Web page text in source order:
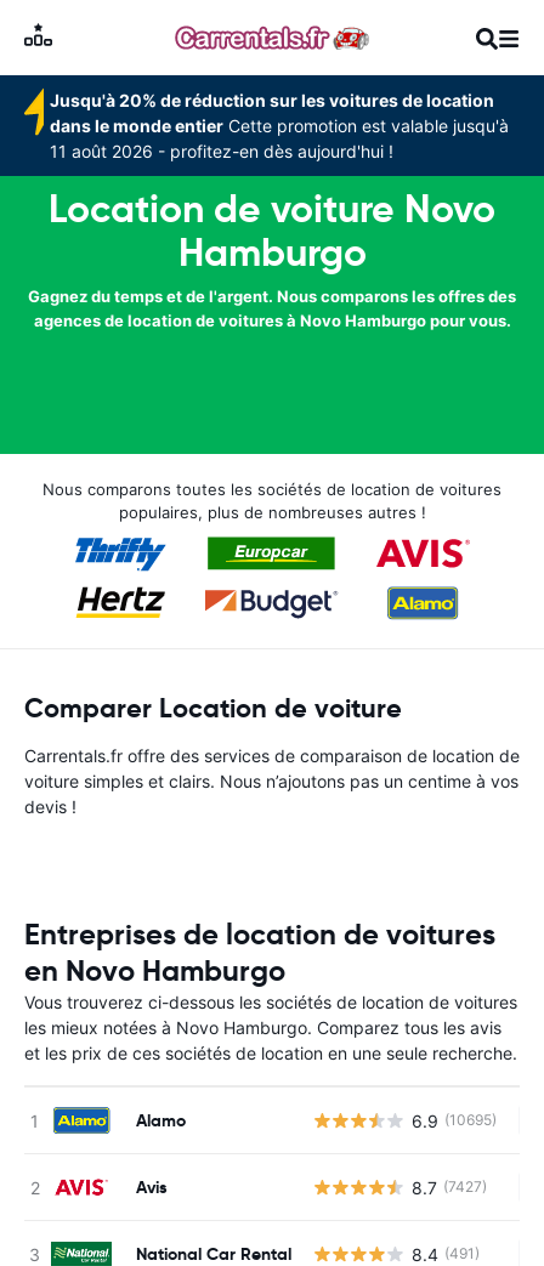
Jusqu'à 20% de réduction sur les voitures de location
dans le monde entier Cette promotion est valable jusqu'à
11 août 2026 - profitez-en dès aujourd'hui !
Location de voiture Novo
Hamburgo
Gagnez du temps et de l'argent. Nous comparons les offres des
agences de location de voitures à Novo Hamburgo pour vous.
Nous comparons toutes les sociétés de location de voitures
populaires, plus de nombreuses autres !
Comparer Location de voiture
Carrentals.fr offre des services de comparaison de location de
voiture simples et clairs. Nous n’ajoutons pas un centime à vos
devis !
Entreprises de location de voitures
en Novo Hamburgo
Vous trouverez ci-dessous les sociétés de location de voitures
les mieux notées à Novo Hamburgo. Comparez tous les avis
et les prix de ces sociétés de location en une seule recherche.
Alamo 6.9 (10695)
Avis 8.7 (7427)
National Car Rental 8.4 (491)